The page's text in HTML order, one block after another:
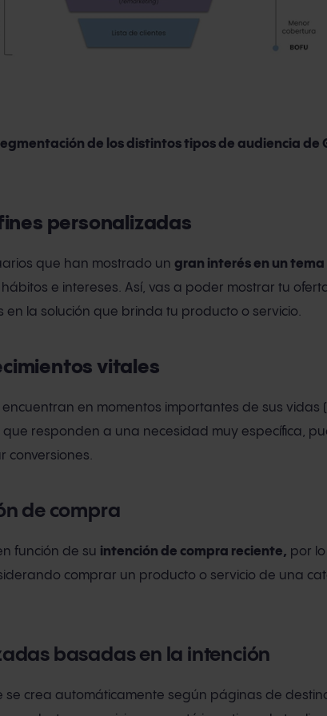
de los distintos tipos de audiencia de
personalizadas
que han mostrado un gran interés en un
e intereses. Así, vas a poder mostrar tu
la solución que brinda tu producto o servicio.
vitales
en momentos importantes de sus vidas
responden a una necesidad muy específica,
conversiones.
de compra
función de su intención de compra reciente, por
comprar un producto o servicio de una
basadas en la intención
se crea automáticamente según páginas de